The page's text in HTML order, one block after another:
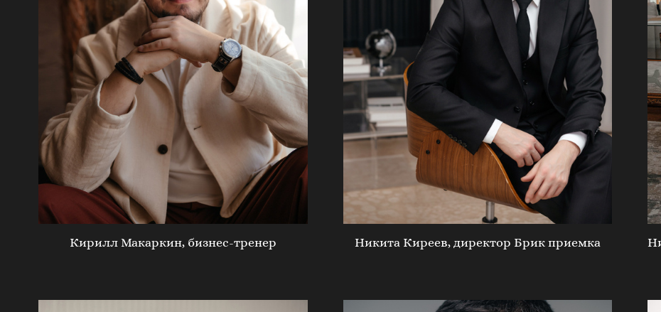
Кирилл Макаркин, бизнес-тренер Никита Киреев, директор Брик приемка